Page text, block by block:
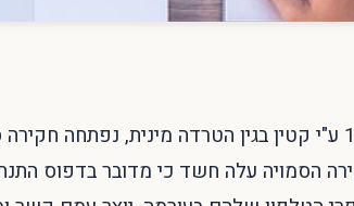
בעקבות תלונה שהתקבלה לאחרונה במוקד 105 ע"י קטין בגין הטרדה
עם יחידה 105. במהלך החקירה הסמויה עלה חשד כי מדובר